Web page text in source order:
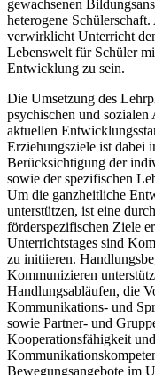
gewachsenen
heterogene
verwirklicht Unterricht
Lebenswelt für Schüler
Entwicklung zu sein.
Die Umsetzung des
psychischen und
aktuellen
Erziehungsziele ist dabei
Berücksichtigung der
sowie der spezifischen
Um die ganzheitliche
unterstützen, ist eine
förderspezifischen Ziele
Unterrichtstages sind
zu initiieren.
Kommunizieren
Handlungsabläufen, die
Kommunikations- und
sowie Partner- und
Kooperationsfähigkeit
Bewegungsangebote im